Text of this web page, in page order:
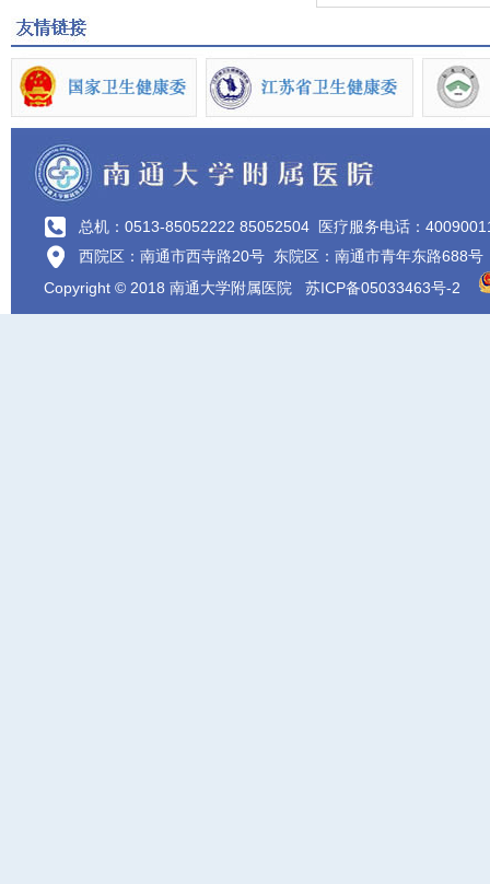
总机：0513-85052222 85052504 医疗服务电话：
西院区：南通市西寺路20号 东院区：南通市青年东路688号
Copyright © 2018 南通大学附属医院 苏ICP备05033463号-2